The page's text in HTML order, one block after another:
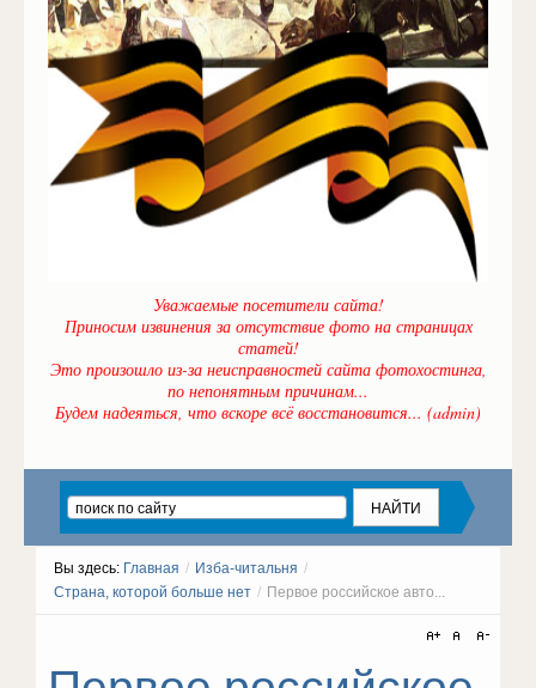
Уважаемые посетители сайта!
Приносим извинения за отсутствие фото на страницах
статей!
Это произошло из-за неисправностей сайта фотохостинга,
по непонятным причинам...
Будем надеяться, что вскоре всё восстановится... (admin)
Вы здесь: Главная / Изба-читальня /
Страна, которой больше нет / Первое российское авто...